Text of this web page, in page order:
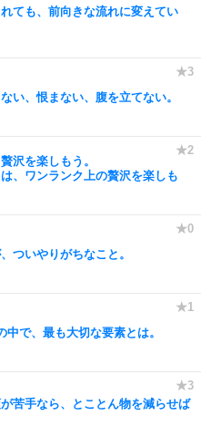
ても、前向きな流れに変えてい
い、恨まない、腹を立てない。
沢を楽しもう。
、ワンランク上の贅沢を楽しも
ついやりがちなこと。
中で、最も大切な要素とは。
苦手なら、とことん物を減らせば